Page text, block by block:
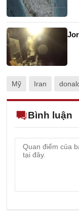
Mỹ Iran
Bình luận